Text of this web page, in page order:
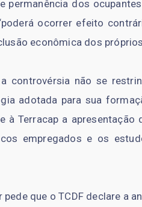
permanência dos
ocorrer efeito
econômica dos
a controvérsia não se
adotada para sua
à Terracap a
empregados e os
que o TCDF declare a